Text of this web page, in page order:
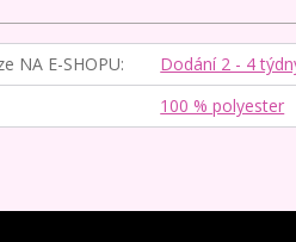
NA E-SHOPU
Dodání 2 - 4
100 % polyester